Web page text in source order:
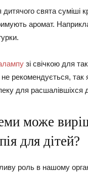
дитячого свята суміші
аромат.
зі свічкою для
рекомендується, так
для расшалівшіхся
може
для дітей?
роль в нашому